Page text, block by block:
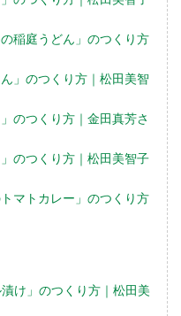
稲庭うどん」のつくり方
」のつくり方｜松田美智
のつくり方｜金田真芳さ
のつくり方｜松田美智子
マトカレー」のつくり方
け」のつくり方｜松田美